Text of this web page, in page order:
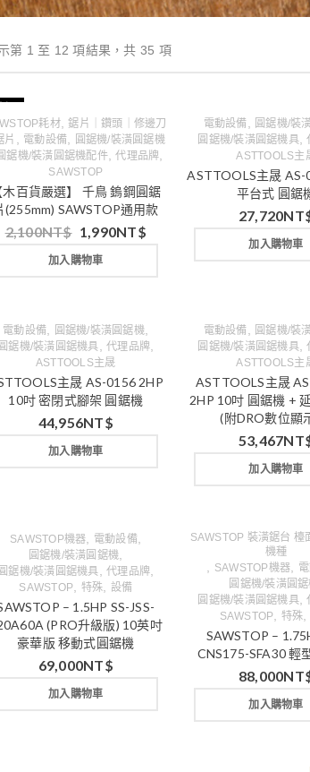
第 1 至 12 項結果，共 35 項
耗材, 鋸片｜鑽頭｜修邊刀
片 電動設備 圓鋸機/裝潢圓鋸機
鋸機/裝潢圓鋸機配件,代理品牌
SAWSTOP
木百貨嚴選】 千鳥 鎢鋼圓鋸
(255mm) SAWSTOP通用款
2,100NT$ 1,990NT$
加入購物車
電動設備 圓鋸機/裝
圓鋸機/裝潢圓鋸機具,
ASTTOOLS主
ASTTOOLS主晟 AS-
平台式 圓鋸
27,720
加入購物車
電動設備 圓鋸機/裝潢圓鋸機
圓鋸機/裝潢圓鋸機具 ,代理品牌
ASTTOOLS主晟
主晟 AS-0156 2HP
10吋 密閉式腳架 圓鋸機
44,956NT$
加入購物車
電動設備 圓鋸機/裝
圓鋸機/裝潢圓鋸機具,
ASTTOOLS主
ASTTOOLS主晟
2HP 10吋 圓鋸機 +
(附DRO數位顯
53,467
加入購物車
SAWSTOP機器 電動設備,
圓鋸機/裝潢圓鋸機
圓鋸機/裝潢圓鋸機具 ,代理品牌
SAWSTOP 特殊 設備
– 1.5HP SS-JSS-
(PRO升級版) 10英吋
豪華版 移動式圓鋸機
69,000NT$
加入購物車
SAWSTOP 裝潢鋸台 檯
機種
SAWSTOP機器
圓鋸機/裝潢圓
圓鋸機/裝潢圓鋸機具,
SAWSTOP 特殊
SAWSTOP –
CNS175-SFA30 輕
88,000
加入購物車